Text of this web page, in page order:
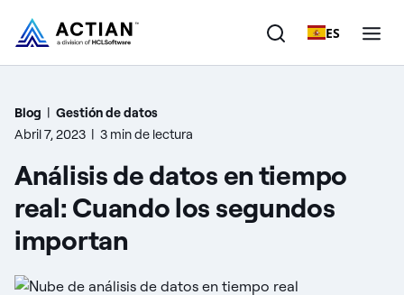
ES
Productos
Clientes
Empresa
Recursos
Blog | Gestión de datos
Abril 7, 2023 | 3 min de lectura
Análisis de datos en tiempo
real: Cuando los segundos
importan